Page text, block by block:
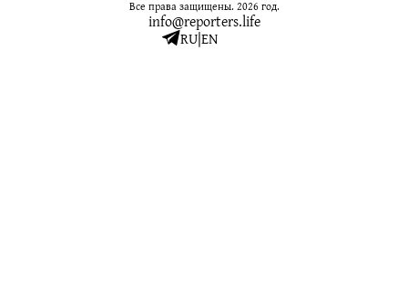
Все права защищены. 2026 год.
info@reporters.life
RU|EN